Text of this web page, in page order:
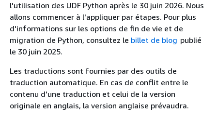
l'utilisation des UDF Python après le 30 juin 2026. Nous
allons commencer à l'appliquer par étapes. Pour plus
d'informations sur les options de fin de vie et de
migration de Python, consultez le billet de blog publié
le 30 juin 2025.
Les traductions sont fournies par des outils de
traduction automatique. En cas de conflit entre le
contenu d'une traduction et celui de la version
originale en anglais, la version anglaise prévaudra.